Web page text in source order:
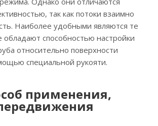
так как потоки взаимно
Наиболее удобными являются те
способностью настройки
относительно поверхности
специальной рукояти.
применения,